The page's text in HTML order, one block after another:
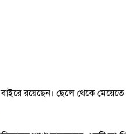
রয়েছেন। ছেলে থেকে